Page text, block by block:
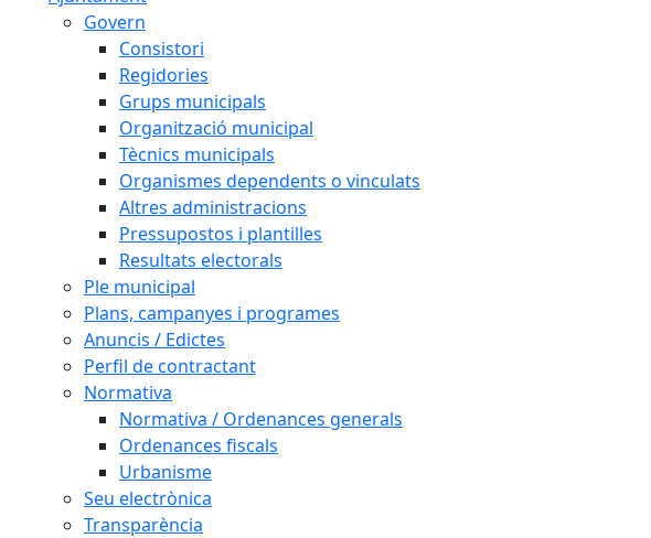
Govern
Consistori
Regidories
Grups municipals
Organització municipal
Tècnics municipals
Organismes dependents o vinculats
Altres administracions
Pressupostos i plantilles
Resultats electorals
Ple municipal
Plans, campanyes i programes
Anuncis / Edictes
Perfil de contractant
Normativa
Normativa / Ordenances generals
Ordenances fiscals
Urbanisme
Seu electrònica
Transparència